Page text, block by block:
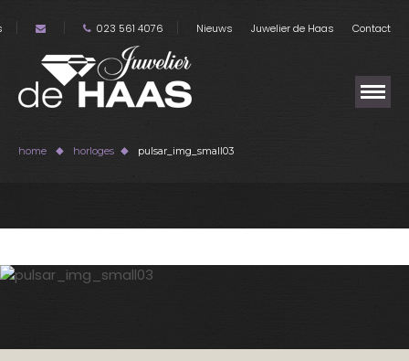
023 561 4076 Nieuws Juwelier de Haas Contact
home horloges pulsar_img_small03